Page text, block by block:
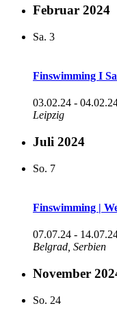
Februar 2024
Sa. 3
Finswimming I
03.02.24 -
Leipzig
Juli 2024
So. 7
Finswimming |
07.07.24 -
Belgrad, Serbien
November
So. 24